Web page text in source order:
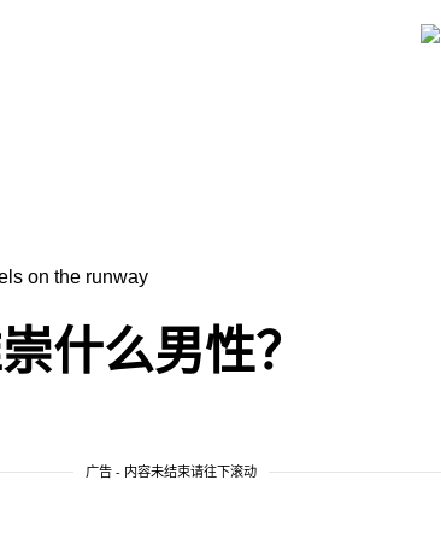
什么男性？
广告 - 内容未结束请往下滚动